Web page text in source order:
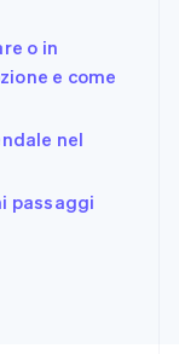
o in
e come
nel
passaggi